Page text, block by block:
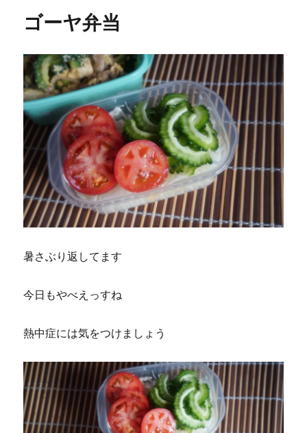
焼
ゴーヤ弁当
暑さぶり返してます
今日もやべえっすね
熱中症には気をつけましょう